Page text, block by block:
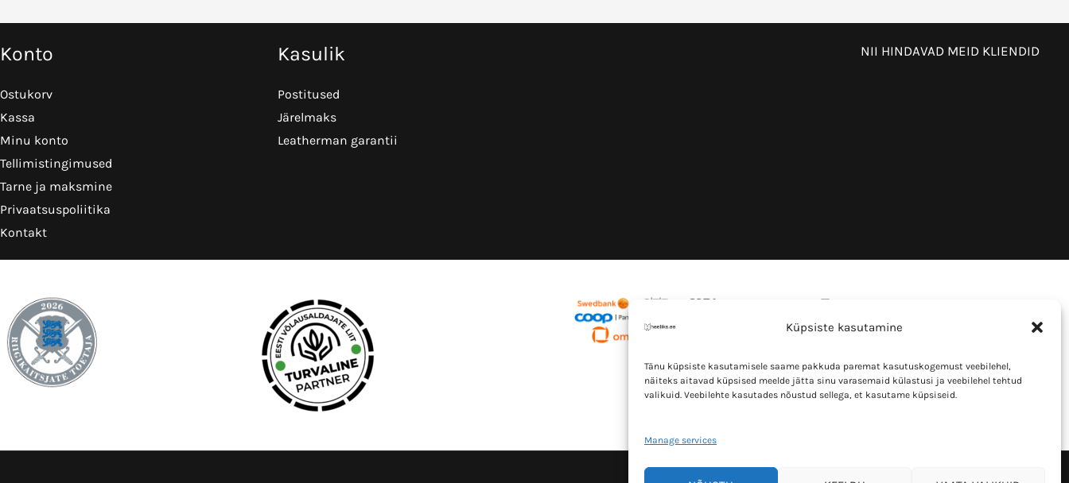
Küpsiste kasutamine
Tänu küpsiste kasutamisele saame pakkuda paremat kasutuskogemust veebilehel,
näiteks aitavad küpsised meelde jätta sinu varasemaid külastusi ja veebilehel tehtud
valikuid. Veebilehte kasutades nõustud sellega, et kasutame küpsiseid.
Manage services
Konto
Ostukorv
Kassa
Minu konto
Tellimistingimused
Tarne ja maksmine
Privaatsuspoliitika
Kontakt
Kasulik
Postitused
Järelmaks
Leatherman garantii
NII HINDAVAD MEID KLIENDID